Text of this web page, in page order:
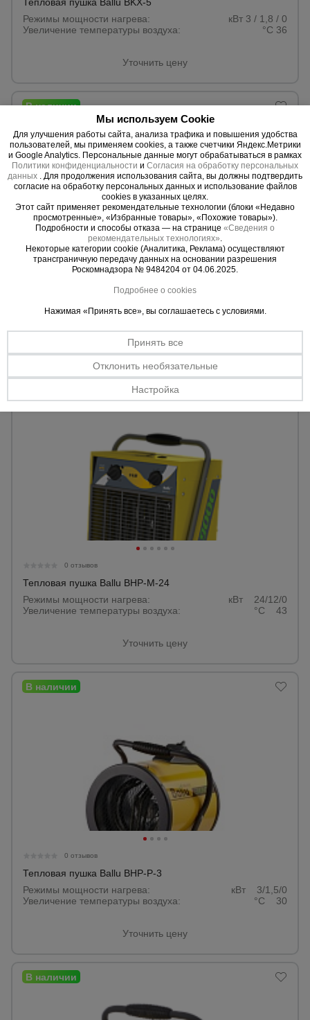
Режимы мощности нагрева:
кВт 3 / 1,8 / 0
Увеличение температуры воздуха:
°С 36
Уточнить цену
0 отзывов
Тепловая пушка Ballu BHP-M-9
Режимы мощности нагрева:
кВт 9/6/0
Уточнить цену
0 отзывов
Тепловая пушка Ballu BHP-M-24
Режимы мощности нагрева:
кВт 24/12/0
Увеличение температуры воздуха:
°С 43
Уточнить цену
0 отзывов
Тепловая пушка Ballu BHP-P-3
Режимы мощности нагрева:
кВт 3/1,5/0
Увеличение температуры воздуха:
°С 30
Уточнить цену
Мы используем Cookie
Для улучшения работы сайта, анализа трафика и повышения удобства
пользователей, мы применяем cookies, а также счетчики Яндекс.Метрики
и Google Analytics. Персональные данные могут обрабатываться в рамках
Политики конфиденциальности и Согласия на обработку персональных
данных . Для продолжения использования сайта, вы должны подтвердить
согласие на обработку персональных данных и использование файлов
cookies в указанных целях.
Этот сайт применяет рекомендательные технологии (блоки «Недавно
просмотренные», «Избранные товары», «Похожие товары»).
Подробности и способы отказа — на странице «Сведения о
рекомендательных технологиях».
Некоторые категории cookie (Аналитика, Реклама) осуществляют
трансграничную передачу данных на основании разрешения
Роскомнадзора № 9484204 от 04.06.2025.
Подробнее о cookies
Нажимая «Принять все», вы соглашаетесь с условиями.
Принять все
Отклонить необязательные
Настройка